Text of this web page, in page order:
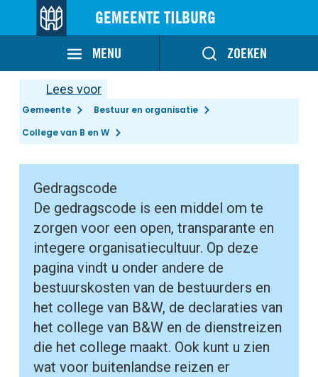
GEMEENTE TILBURG
MENU ZOEKEN
Gemeente
Bestuur en organisatie
College van B en W
Lees voor
Gedragscode
De gedragscode is een middel om te
zorgen voor een open, transparante en
integere organisatiecultuur. Op deze
pagina vindt u onder andere de
bestuurskosten van de bestuurders en
het college van B&W, de declaraties van
het college van B&W en de dienstreizen
die het college maakt. Ook kunt u zien
wat voor buitenlandse reizen er